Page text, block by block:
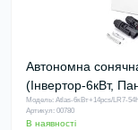
Автономна
(Інвертор-6кВт,
Модель: Atlas-6кВт+14pcs/LR7-
Артикул: 00780
В наявності